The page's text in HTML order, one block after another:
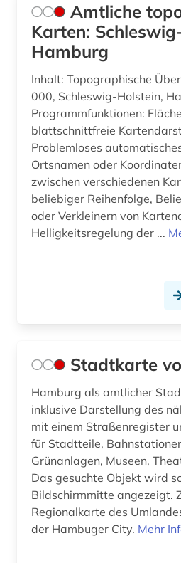
Amtliche
Karten:
Hamburg
Inhalt: Topographische
000, Schleswig-Holstein,
Programmfunktionen:
blattschnittfreie
Problemloses
Ortsnamen oder
zwischen verschiedenen
beliebiger Reihenfolge,
oder Verkleinern von
Helligkeitsregelung der ...
Stadtkarte
Hamburg als amtlicher
inklusive Darstellung des
mit einem Straßenregister
für Stadtteile,
Grünanlagen, Museen,
Das gesuchte Objekt wird
Bildschirmmitte angezeigt.
Regionalkarte des
der Hambuger City. Mehr